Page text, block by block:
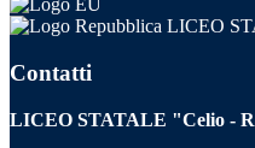
LICEO
Contatti
LICEO STATALE "Celio -